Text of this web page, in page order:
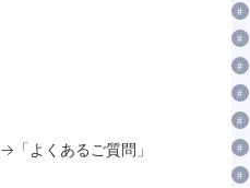
→ 「よくあるご質問」